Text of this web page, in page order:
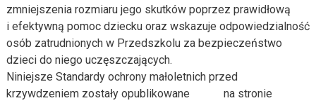
zmniejszenia rozmiaru jego skutków poprzez prawidłową
i efektywną pomoc dziecku oraz wskazuje odpowiedzialność
osób zatrudnionych w Przedszkolu za bezpieczeństwo
dzieci do niego uczęszczających.
Niniejsze Standardy ochrony małoletnich przed
krzywdzeniem zostały opublikowane na stronie